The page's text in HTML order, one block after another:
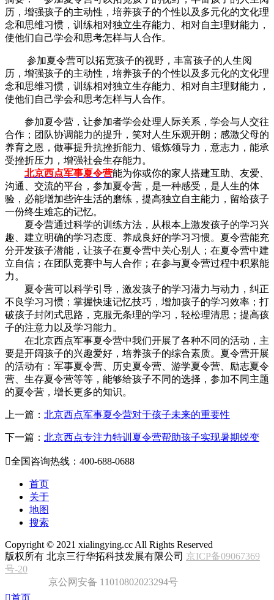
历，增强孩子的主动性，培养孩子的个性以及多元化的文化理
念和思维习惯，训练相对独立生存能力、相对自主理财能力，
使他们自己学会和思考怎样与人合作。
参加夏令营可以拓宽孩子的视野，丰富孩子的人生阅
历，增强孩子的主动性，培养孩子的个性以及多元化的文化理
念和思维习惯，训练相对独立生存能力、相对自主理财能力，
使他们自己学会和思考怎样与人合作。
参加夏令营，让参加者学会处理人际关系，学会与人交往
合作；团队协调能力的提升，笑对人生乐观开朗；感激父母的
养育之恩，做事提升抗挫折能力、锻炼领导力，意志力，能承
受挫折压力，增强社会生存能力。
北京西点军事夏令营能为你或你的家人搭建互助、友爱、
沟通、交流的平台，参加夏令营，是一种感受，是人生的体
验，必能增加些许生活的磨练，提高独立自主能力，留给孩子
一份终生难忘的记忆。
夏令营通过科学的训练方法，从根本上激发孩子的学习兴
趣、建立明确的学习态度、养成良好的学习习惯。夏令营能充
分开发孩子潜能，让孩子在夏令营中关心别人；在夏令营中建
立自信；在团队竞赛中与人合作；在参与夏令营过程中积累能
力。
夏令营可以科学引导，激发孩子的学习潜力与动力，纠正
不良学习习惯；掌握快速记忆技巧，增加孩子的学习效率；打
破孩子封闭式思路，克服无条理的学习，轻松理清思；提高孩
子的注意力以及学习能力。
在北京西点军事夏令营中我们开展了各种不同的活动，主
要是开阔孩子的兴趣爱好，培养孩子的综合素质。夏令营开展
的活动有：军事夏令营、历史夏令营、游学夏令营、励志夏令
营、生存夏令营等等，能够给孩子不同的选择，参加不同主题
的夏令营，增长更多的知识。
上一篇： 北京西点军事夏令营对于孩子未来的重要性
下一篇： 北京西点专注力特训夏令营帮助孩子实现暑期蜕变
全国咨询热线：400-688-0688
首页
关于
地图
搜索
Copyright © 2021 xialingying.cc All Rights Reserved
版权所有 北京三行华拓科技发展有限公司 京ICP备09067369
号-20
京公网安备 11010802023294号
首页